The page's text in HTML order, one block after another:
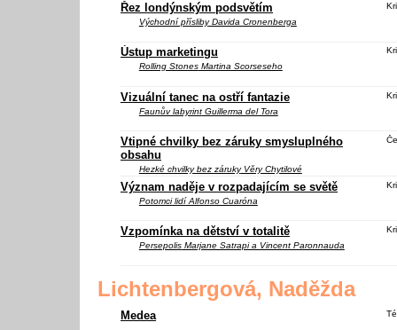
Řez londýnským podsvětím
Východní příslibyDavida Cronenberga
Ústup marketingu
Rolling StonesMartina Scorseseho
Vizuální tanec na ostří fantazie
Faunův labyrintGuillerma del Tora
Vtipné chvilky bez záruky smysluplného
obsahu
Hezké chvilky bez zárukyVěry Chytilové
Význam naděje v rozpadajícím se světě
Potomci lidíAlfonso Cuaróna
Vzpomínka na dětství v totalitě
PersepolisMarjane Satrapi a Vincent Paronnauda
Lichtenbergová, Naděžda
Medea